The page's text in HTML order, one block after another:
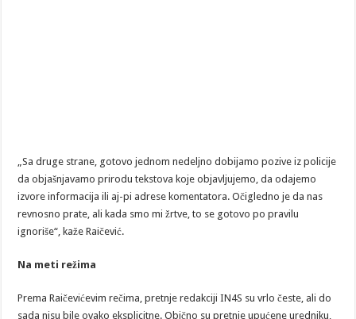
„Sa druge strane, gotovo jednom nedeljno dobijamo pozive iz policije
da objašnjavamo prirodu tekstova koje objavljujemo, da odajemo
izvore informacija ili aj-pi adrese komentatora. Očigledno je da nas
revnosno prate, ali kada smo mi žrtve, to se gotovo po pravilu
ignoriše“, kaže Raičević.
Na meti režima
Prema Raičevićevim rečima, pretnje redakciji IN4S su vrlo česte, ali do
sada nisu bile ovako eksplicitne. Obično su pretnje upućene uredniku,